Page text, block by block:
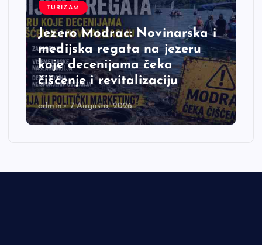
TURIZAM
Jezero Modrac: Novinarska i
medijska regata na jezeru
koje decenijama čeka
čišćenje i revitalizaciju
admin 7 Augusta, 2026